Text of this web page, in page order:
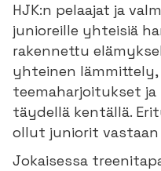
HJK:n pelaajat ja
junioreille yhteisiä
rakennettu
yhteinen
teemaharjoitukset ja
täydellä kentällä.
ollut juniorit
Jokaisessa